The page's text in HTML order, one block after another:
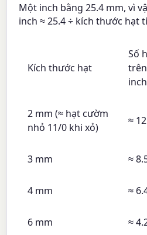
Một inch bằng 25.4 mm, vì
inch ≈ 25.4 ÷ kích thước hạt
Kích thước hạt
Số
inch
2 mm (≈ hạt cườm
nhỏ 11/0 khi xỏ)
≈
3 mm ≈
4 mm ≈
6 mm ≈